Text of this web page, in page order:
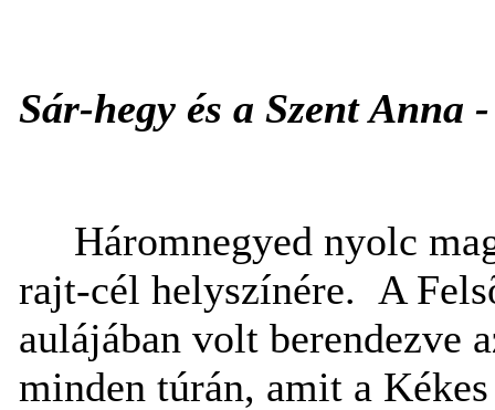
Sár-hegy és a Szent Anna
Háromnegyed nyolc
rajt-cél helyszínére. A
aulájában volt berendezve
minden túrán, amit a